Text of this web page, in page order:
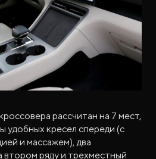
рассчитан на 7 мест,
удобных кресел спереди (с
и массажем), два
втором ряду и трехместный